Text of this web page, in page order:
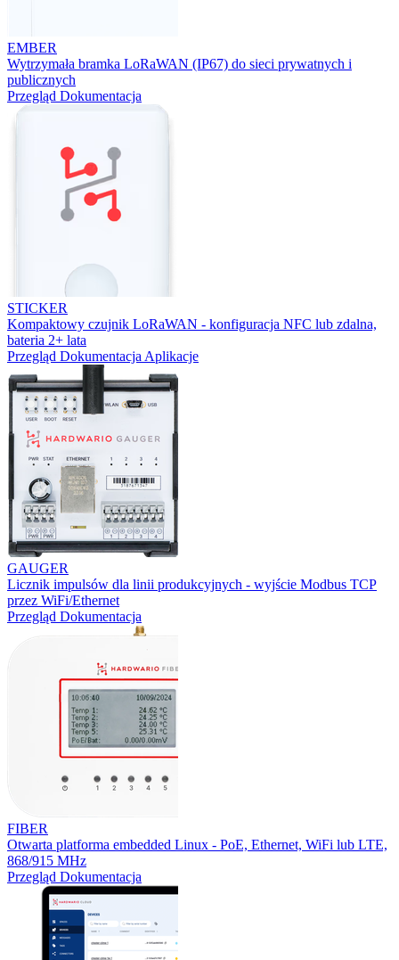
EMBER
Wytrzymała bramka LoRaWAN (IP67) do sieci prywatnych i
publicznych
Przegląd Dokumentacja
STICKER
Kompaktowy czujnik LoRaWAN - konfiguracja NFC lub zdalna,
bateria 2+ lata
Przegląd Dokumentacja Aplikacje
GAUGER
Licznik impulsów dla linii produkcyjnych - wyjście Modbus TCP
przez WiFi/Ethernet
Przegląd Dokumentacja
FIBER
Otwarta platforma embedded Linux - PoE, Ethernet, WiFi lub LTE,
868/915 MHz
Przegląd Dokumentacja